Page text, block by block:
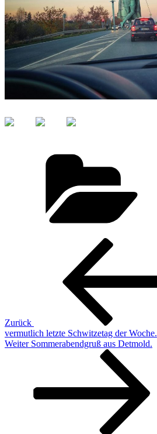
Beitragsnavigation
Zurück
vermutlich letzte Schwitzetag der Woche.
Nächster
Weiter Sommerabendgruß aus Detmold.